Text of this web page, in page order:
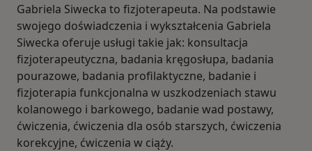
Gabriela Siwecka to fizjoterapeuta. Na podstawie
swojego doświadczenia i wykształcenia Gabriela
Siwecka oferuje usługi takie jak: konsultacja
fizjoterapeutyczna, badania kręgosłupa, badania
pourazowe, badania profilaktyczne, badanie i
fizjoterapia funkcjonalna w uszkodzeniach stawu
kolanowego i barkowego, badanie wad postawy,
ćwiczenia, ćwiczenia dla osób starszych, ćwiczenia
korekcyjne, ćwiczenia w ciąży.